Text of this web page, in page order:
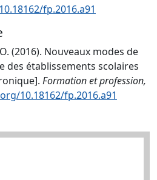
fp.2016.a91
(2016). Nouveaux modes de
des établissements scolaires
Formation et profession,
10.18162/fp.2016.a91